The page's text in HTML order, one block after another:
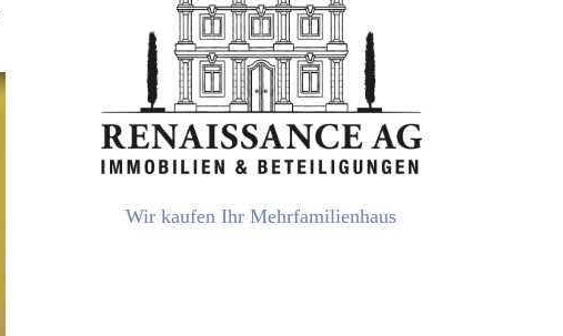
Wir kaufen Ihr Mehrfamilienhaus